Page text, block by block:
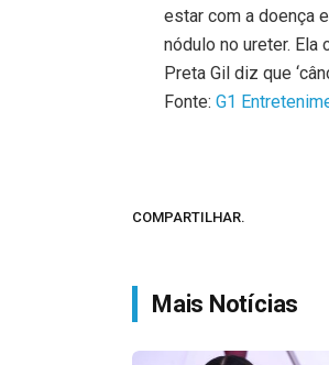
estar com a doença
nódulo no ureter.
Preta Gil diz que
Fonte:G1
COMPARTILHAR.
Mais Notícias